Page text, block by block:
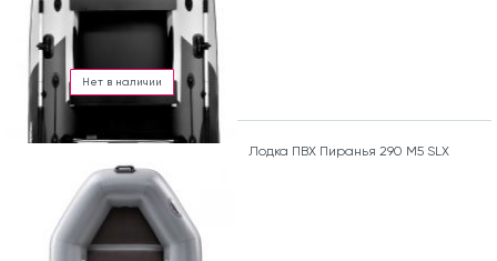
Нет в наличии
Лодка ПВХ Пиранья 290 М5 SLХ